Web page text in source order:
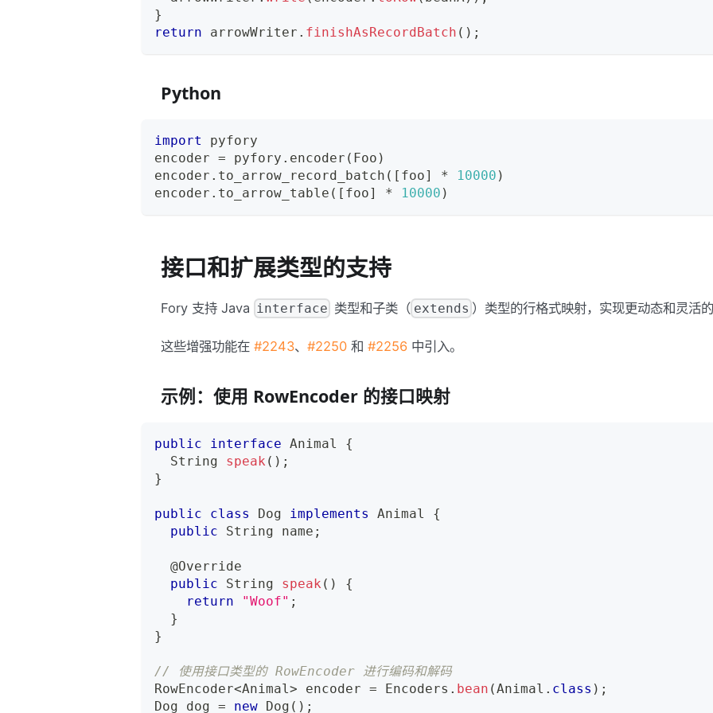
}
return arrowWriter . finishAsRecordBatch ( ) ;
Python
import
pyfory
encoder = pyfory . encoder ( Foo )
encoder . to_arrow_record_batch ( [ foo] * 10000 )
encoder . to_arrow_table ( [ foo] * 10000 )
接口和扩展类型的支持
Fory 支持 Java interface 类型和子类（ extends ）类型的行格式映射，实现更动态和灵活
这些增强功能在 #2243、 #2250 和 #2256 中引入。
示例：使用 RowEncoder 的接口映射
public interface Animal
{
String
speak ( ) ;
}
public class Dog implements Animal
{
public
String name ;
@Override
public
String speak ( )
{
return
"Woof" ;
}
}
// 使用接口类型的 RowEncoder 进行编码和解码
RowEncoder<Animal> encoder = Encoders . bean (Animal . class ) ;
Dog dog = new Dog ( ) ;